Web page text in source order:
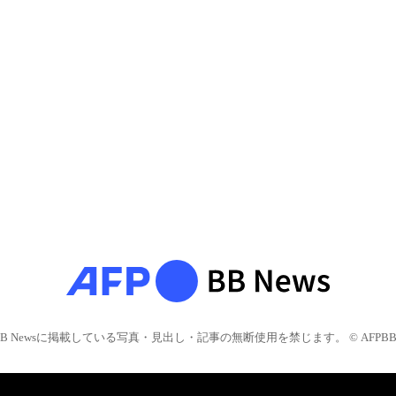
Newsに掲載している写真・見出し・記事の無断使用を禁じます。 © AFPBB